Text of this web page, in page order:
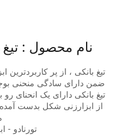
نام محصول : تیغ بانکی 28/
تیغ بانکی ، از پر
ضمن دارای سادگی منحنی
تیغ بانکی دارای یک انحنای
از ابزارزنی شکل بدست
تورنادو